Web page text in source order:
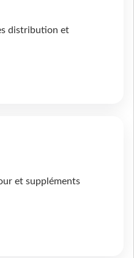
distribution et
et suppléments